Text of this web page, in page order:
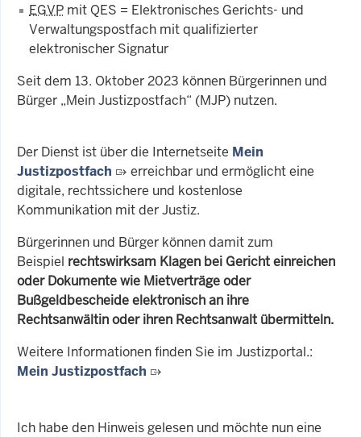
EGVP mit QES = Elektronisches Gerichts- und
Verwaltungspostfach mit qualifizierter
elektronischer Signatur
Seit dem 13. Oktober 2023 können Bürgerinnen und
Bürger „Mein Justizpostfach“ (MJP) nutzen.
Der Dienst ist über die Internetseite Mein
Justizpostfach
erreichbar und ermöglicht eine
digitale, rechtssichere und kostenlose
Kommunikation mit der Justiz.
Bürgerinnen und Bürger können damit zum
Beispiel rechtswirksam Klagen bei Gericht einreichen
oder Dokumente wie Mietverträge oder
Bußgeldbescheide elektronisch an ihre
Rechtsanwältin oder ihren Rechtsanwalt übermitteln.
Weitere Informationen finden Sie im Justizportal.:
Mein Justizpostfach
Ich habe den Hinweis gelesen und möchte nun eine